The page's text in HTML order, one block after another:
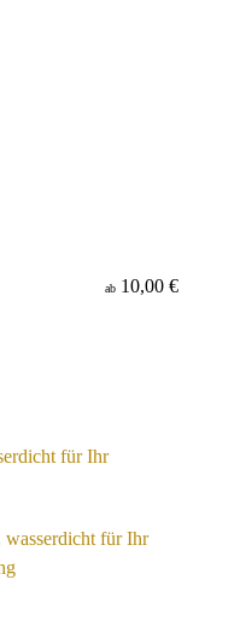
ab 10,00 €
für Ihr